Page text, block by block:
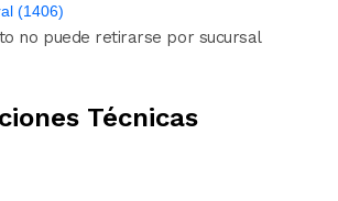
(1406)
postal (sólo números)
no puede retirarse por sucursal
Técnicas